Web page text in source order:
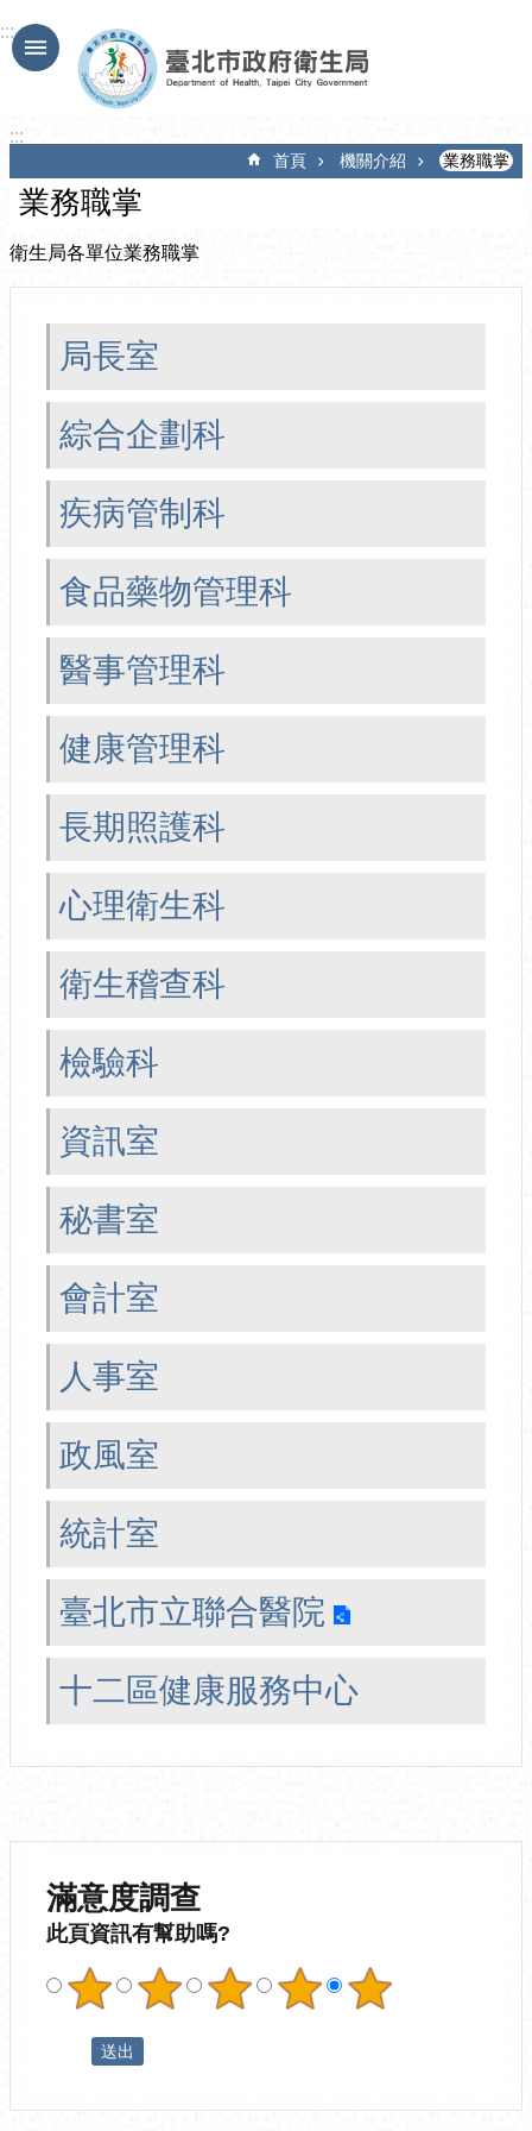
跳到主要內容區塊
:::
:::
首頁 機關介紹 業務職掌
業務職掌
衛生局各單位業務職掌
局長室
綜合企劃科
疾病管制科
食品藥物管理科
醫事管理科
健康管理科
長期照護科
心理衛生科
衛生稽查科
檢驗科
資訊室
秘書室
會計室
人事室
政風室
統計室
臺北市立聯合醫院
十二區健康服務中心
滿意度調查
此頁資訊有幫助嗎?